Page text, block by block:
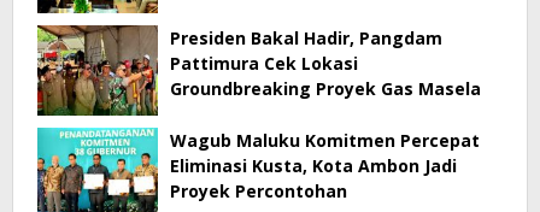
Presiden Bakal Hadir, Pangdam
Pattimura Cek Lokasi
Groundbreaking Proyek Gas Masela
Wagub Maluku Komitmen Percepat
Eliminasi Kusta, Kota Ambon Jadi
Proyek Percontohan